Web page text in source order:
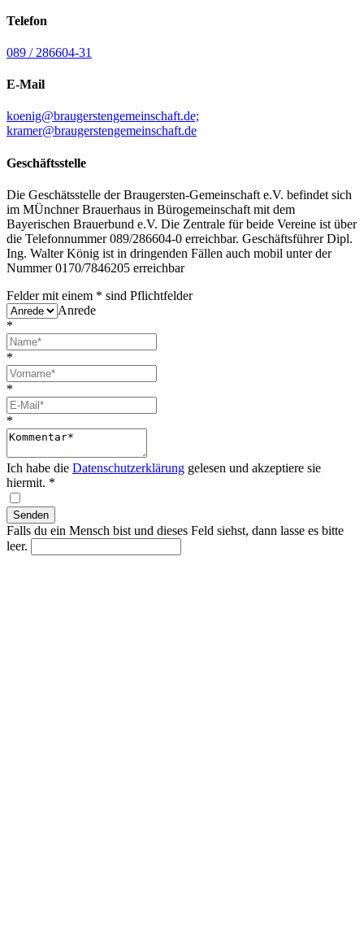
Telefon
089 / 286604-31
E-Mail
koenig@braugerstengemeinschaft.de;
kramer@braugerstengemeinschaft.de
Geschäftsstelle
Die Geschätsstelle der Braugersten-Gemeinschaft e.V. befindet sich
im MÜnchner Brauerhaus in Bürogemeinschaft mit dem
Bayerischen Brauerbund e.V. Die Zentrale für beide Vereine ist über
die Telefonnummer 089/286604-0 erreichbar. Geschäftsführer Dipl.
Ing. Walter König ist in dringenden Fällen auch mobil unter der
Nummer 0170/7846205 erreichbar
Felder mit einem * sind Pflichtfelder
Anrede
*
*
*
*
Ich habe die Datenschutzerklärung gelesen und akzeptiere sie
hiermit. *
Falls du ein Mensch bist und dieses Feld siehst, dann lasse es bitte
leer.